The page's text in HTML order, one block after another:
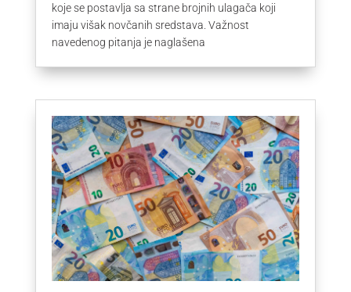
koje se postavlja sa strane brojnih ulagača koji
imaju višak novčanih sredstava. Važnost
navedenog pitanja je naglašena